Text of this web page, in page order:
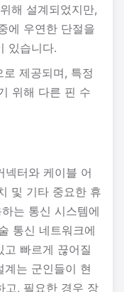
해 설계되었지만,
에 우연한 단절을
있습니다.
로 제공되며, 특정
위해 다른 핀 수
넥터와 케이블 어
및 기타 중요한 휴
는 통신 시스템에
통신 네트워크에
고 빠르게 끊어질
계는 군인들이 현
고, 필요한 경우 장